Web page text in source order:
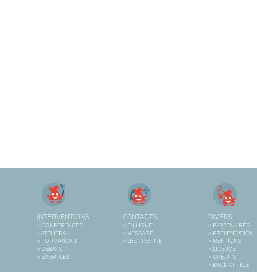
INTERVENTIONS
> CONFÉRENCES
> ATELIERS
> FORMATIONS
> DÉBATS
> EXEMPLES
CONTACTS
> EN LIGNE
> MESSAGE
> LES TPE/TIPE
DIVERS
> PARTENAIRES
> PRÉSENTATION
> MENTIONS
> LICENCE
> CRÉDITS
> BACK OFFICE